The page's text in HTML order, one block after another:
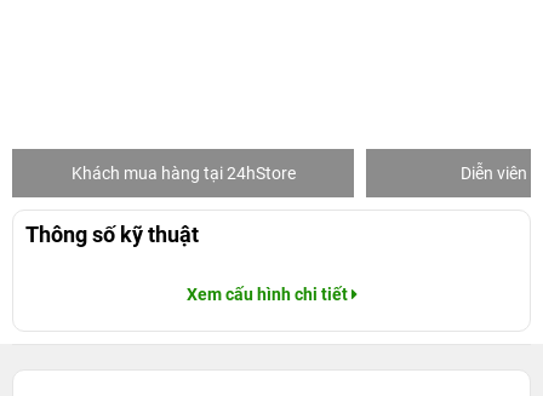
Khách mua hàng tại 24hStore Diễn viên
Thông số kỹ thuật
Xem cấu hình chi tiết